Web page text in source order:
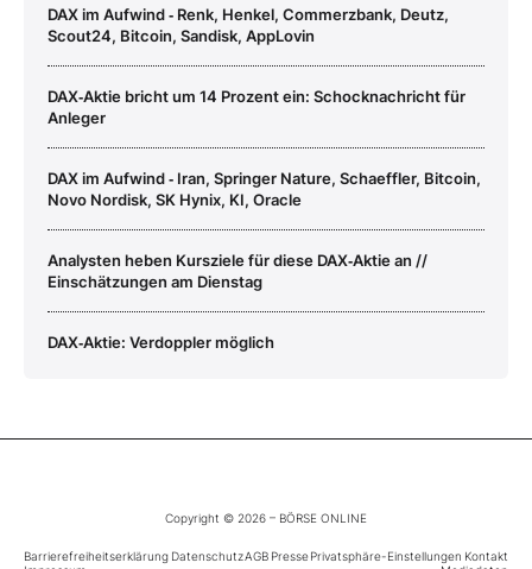
DAX im Aufwind ‑ Renk, Henkel, Commerzbank, Deutz,
Scout24, Bitcoin, Sandisk, AppLovin
DAX‑Aktie bricht um 14 Prozent ein: Schocknachricht für
Anleger
DAX im Aufwind ‑ Iran, Springer Nature, Schaeffler, Bitcoin,
Novo Nordisk, SK Hynix, KI, Oracle
Analysten heben Kursziele für diese DAX‑Aktie an //
Einschätzungen am Dienstag
DAX‑Aktie: Verdoppler möglich
Copyright © 2026 – BÖRSE ONLINE
Barrierefreiheitserklärung DatenschutzAGB PressePrivatsphäre-Einstellungen Kontakt